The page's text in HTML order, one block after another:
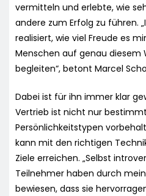
vermitteln und erlebte, wie
andere zum Erfolg zu führen.
realisiert, wie viel Freude es
Menschen auf genau diesem
begleiten“, betont Marcel
Dabei ist für ihn immer klar
Vertrieb ist nicht nur
Persönlichkeitstypen
kann mit den richtigen
Ziele erreichen. „Selbst
Teilnehmer haben durch
bewiesen, dass sie